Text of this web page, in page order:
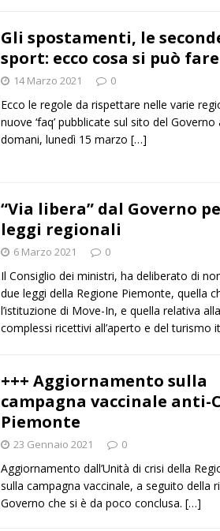
Gli spostamenti, le
sport: ecco cosa si può fare
14 Marzo 2021 0
Ecco le regole da rispettare nelle varie
nuove ‘faq’ pubblicate sul sito del
domani, lunedì 15 marzo […]
“Via libera” dal Governo
leggi regionali
6 Marzo 2021 0
Il Consiglio dei ministri, ha deliberato di
due leggi della Regione Piemonte, quella
l’istituzione di Move-In, e quella relativa
complessi ricettivi all’aperto e del turismo
+++ Aggiornamento sulla
campagna vaccinale anti-
Piemonte
23 Gennaio 2021 0
Aggiornamento dall’Unità di crisi della
sulla campagna vaccinale, a seguito della
Governo che si è da poco conclusa. […]